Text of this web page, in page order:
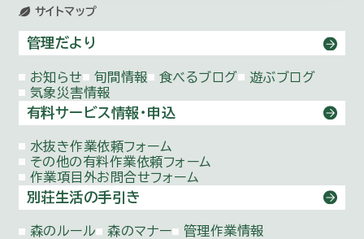
サイトマップ
管理だより
お知らせ 旬間情報 食べるブログ
遊ぶブログ
気象災害情報
有料サービス情報・申込
水抜き作業依頼フォーム
その他の有料作業依頼フォーム
作業項目外お問合せフォーム
別荘生活の手引き
森のルール 森のマナー 管理作業情報